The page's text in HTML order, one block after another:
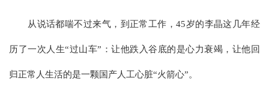
从说话都喘不过来气，到正常工作，45岁的李晶这几年经
历了一次人生“过山车”：让他跌入谷底的是心力衰竭，让他回
归正常人生活的是一颗国产人工心脏“火箭心”。